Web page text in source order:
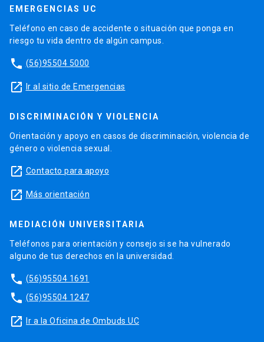
EMERGENCIAS UC
Teléfono en caso de accidente o situación que ponga en
riesgo tu vida dentro de algún campus.
phone (56)95504 5000
launch Ir al sitio de Emergencias
DISCRIMINACIÓN Y VIOLENCIA
Orientación y apoyo en casos de discriminación, violencia de
género o violencia sexual.
launch Contacto para apoyo
launch Más orientación
MEDIACIÓN UNIVERSITARIA
Teléfonos para orientación y consejo si se ha vulnerado
alguno de tus derechos en la universidad.
phone (56)95504 1691
phone (56)95504 1247
launch Ir a la Oficina de Ombuds UC